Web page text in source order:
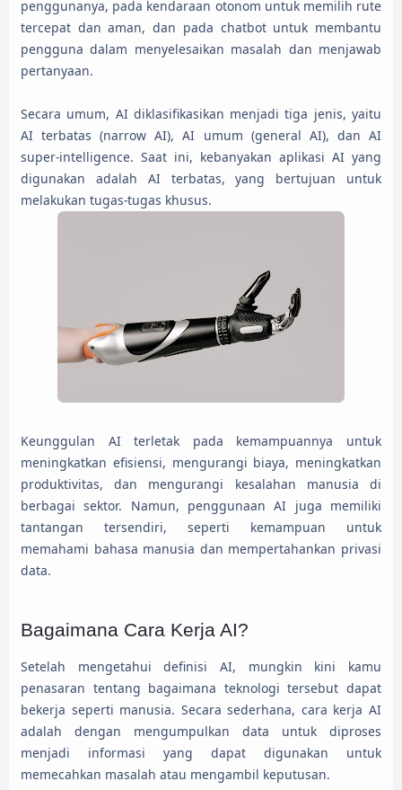
penggunanya, pada kendaraan otonom untuk memilih rute
tercepat dan aman, dan pada chatbot untuk membantu
pengguna dalam menyelesaikan masalah dan menjawab
pertanyaan.
Secara umum, AI diklasifikasikan menjadi tiga jenis, yaitu
AI terbatas (narrow AI), AI umum (general AI), dan AI
super-intelligence. Saat ini, kebanyakan aplikasi AI yang
digunakan adalah AI terbatas, yang bertujuan untuk
melakukan tugas-tugas khusus.
Keunggulan AI terletak pada kemampuannya untuk
meningkatkan efisiensi, mengurangi biaya, meningkatkan
produktivitas, dan mengurangi kesalahan manusia di
berbagai sektor. Namun, penggunaan AI juga memiliki
tantangan tersendiri, seperti kemampuan untuk
memahami bahasa manusia dan mempertahankan privasi
data.
Bagaimana Cara Kerja AI?
Setelah mengetahui definisi AI, mungkin kini kamu
penasaran tentang bagaimana teknologi tersebut dapat
bekerja seperti manusia. Secara sederhana, cara kerja AI
adalah dengan mengumpulkan data untuk diproses
menjadi informasi yang dapat digunakan untuk
memecahkan masalah atau mengambil keputusan.